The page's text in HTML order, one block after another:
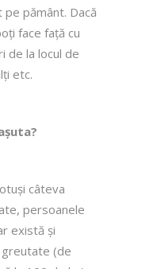
pământ. Dacă
face față cu
de la locul de
etc.
câteva
persoanele
există și
(de